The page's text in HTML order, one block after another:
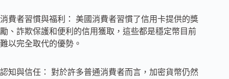
消費者習慣與福利： 美國消費者習慣了信用卡提供的獎
勵、詐欺保護和便利的信用獲取，這些都是穩定幣目前
難以完全取代的優勢。
認知與信任： 對於許多普通消費者而言，加密貨幣仍然